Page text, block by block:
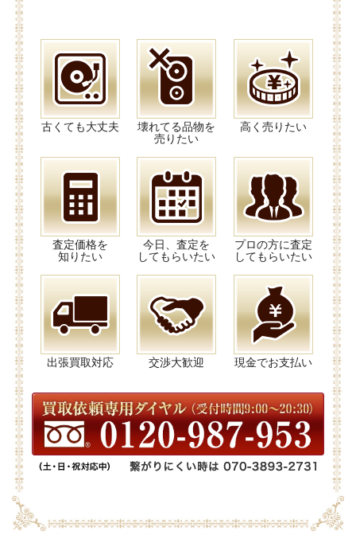
古くても大丈夫
壊れてる品物を
売りたい
高く売りたい
査定価格を
知りたい
今日、査定を
してもらいたい
プロの方に査定
してもらいたい
出張買取対応 交渉大歓迎 現金でお支払い